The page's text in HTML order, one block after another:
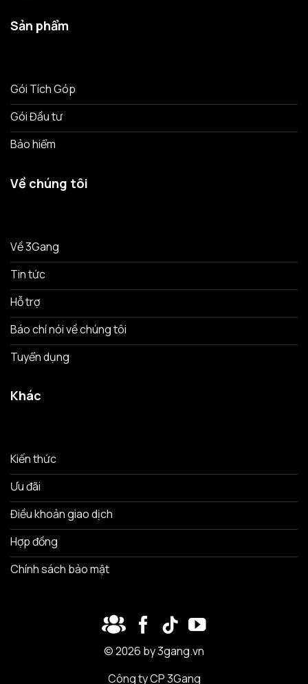
Sản phẩm
Gói Tích Góp
Gói Đầu tư
Bảo hiểm
Về chúng tôi
Về 3Gang
Tin tức
Hỗ trợ
Báo chí nói về chúng tôi
Tuyển dụng
Khác
Kiến thức
Ưu đãi
Điều khoản giao dịch
Hợp đồng
Chính sách bảo mật
© 2026 by 3gang.vn
Công ty CP 3Gang